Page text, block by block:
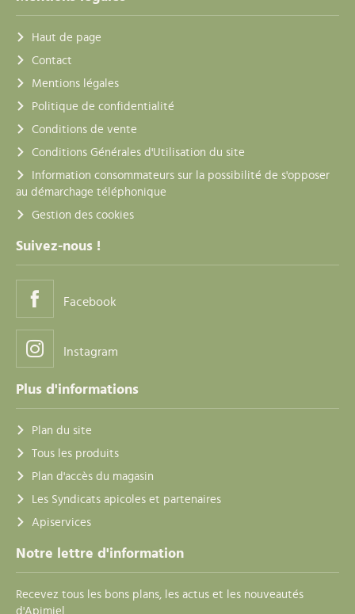
Haut de page
Contact
Mentions légales
Politique de confidentialité
Conditions de vente
Conditions Générales d'Utilisation du site
Information consommateurs sur la possibilité de s'opposer
au démarchage téléphonique
Gestion des cookies
Suivez-nous !
Facebook
Instagram
Plus d'informations
Plan du site
Tous les produits
Plan d'accès du magasin
Les Syndicats apicoles et partenaires
Apiservices
Notre lettre d'information
Recevez tous les bons plans, les actus et les nouveautés
d'Apimiel.